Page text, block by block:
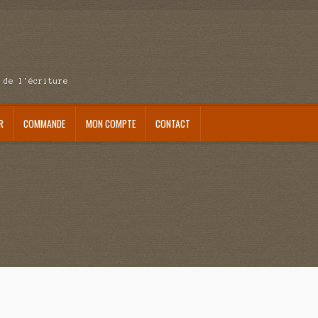
de l'écriture
COMMANDE MON COMPTE CONTACT